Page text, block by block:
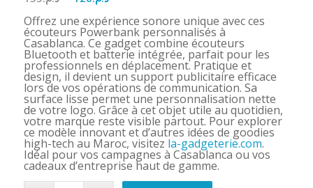
initial
était :
د.م.135.
prix
actuel
est :
د.م.120.
Offrez une expérience sonore unique avec ces
écouteurs Powerbank personnalisés à
Casablanca. Ce gadget combine écouteurs
Bluetooth et batterie intégrée, parfait pour les
professionnels en déplacement. Pratique et
design, il devient un support publicitaire efficace
lors de vos opérations de communication. Sa
surface lisse permet une personnalisation nette
de votre logo. Grâce à cet objet utile au quotidien,
votre marque reste visible partout. Pour explorer
ce modèle innovant et d’autres idées de goodies
high-tech au Maroc, visitez la-gadgeterie.com.
Idéal pour vos campagnes à Casablanca ou vos
cadeaux d’entreprise haut de gamme.